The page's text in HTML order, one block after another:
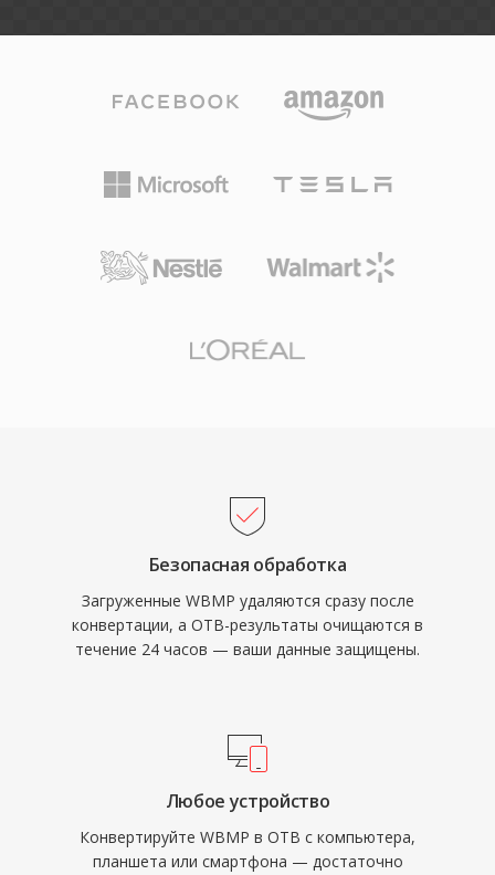
Безопасная обработка
Загруженные WBMP удаляются сразу после
конвертации, а OTB-результаты очищаются в
течение 24 часов — ваши данные защищены.
Любое устройство
Конвертируйте WBMP в OTB с компьютера,
планшета или смартфона — достаточно